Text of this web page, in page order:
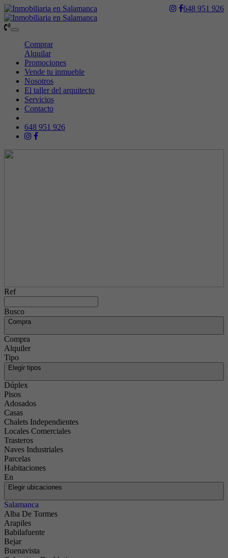
648 951 926
Toggle
navigation
Comprar
Alquilar
Promociones
Vende tu inmueble
Nosotros
El taller del arquitecto
Servicios
Contacto
648 951 926
Ref
Busco
Compra
Compra
Alquiler
Tipo
Elegir tipos
Dúplex
Pisos
Adosados
Casas
Chalets Independientes
Locales Comerciales
Trasteros
Naves Industriales
Parcelas
Habitaciones
En
Elegir ubicaciones
Salamanca
Alba De Tormes
Arapiles
Babilafuente
Bejar
Buenavista